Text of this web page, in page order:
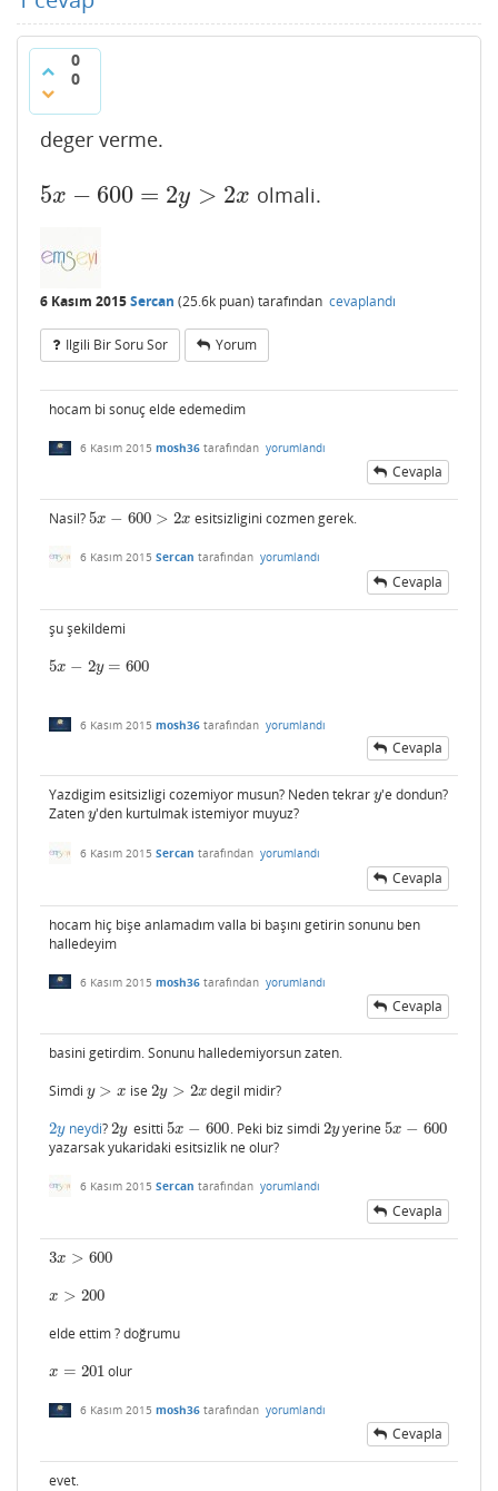
0
0
deger verme.
5x − 600 = 2y > 2x
5x− 600=2y >2 x olmali.
6 Kasım 2015Sercan (25.6k puan) tarafından cevaplandı
Ilgili Bir Soru Sor Yorum
hocam bi sonuç elde edemedim
6 Kasım 2015 mosh36 tarafından yorumlandı
Cevapla
Nasil?5x − 600 > 2x
5x− 600>2x esitsizligini cozmen gerek.
6 Kasım 2015 Sercan tarafından yorumlandı
Cevapla
şu şekildemi
5x − 2y = 600
5x− 2y =600
6 Kasım 2015 mosh36 tarafından yorumlandı
Cevapla
Yazdigim esitsizligi cozemiyor musun? Neden tekrar y
y'e dondun?
Zaten y
y'den kurtulmak istemiyor muyuz?
6 Kasım 2015 Sercan tarafından yorumlandı
Cevapla
hocam hiç bişe anlamadım valla bi başını getirin sonunu ben
halledeyim
6 Kasım 2015 mosh36 tarafından yorumlandı
Cevapla
basini getirdim. Sonunu halledemiyorsun zaten.
Simdi y > x
y>x ise2y > 2x
2y>2x degil midir?
2y
2yneydi?2y
2yesitti5x − 600
5x−600 . Peki biz simdi 2y
2yyerine5x − 600
5x−600
yazarsak yukaridaki esitsizlik ne olur?
6 Kasım 2015 Sercan tarafından yorumlandı
Cevapla
3x > 600
3x> 600
x > 200
x> 200
elde ettim ? doğrumu
x = 201
x= 201 olur
6 Kasım 2015 mosh36 tarafından yorumlandı
Cevapla
evet.